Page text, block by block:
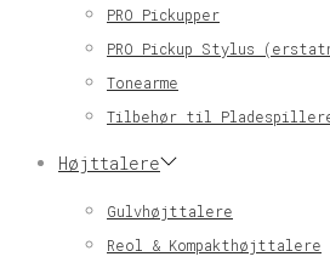
PRO Pickupper
PRO Pickup Stylus
Tonearme
Tilbehør til
Højttalere
Gulvhøjttalere
Reol & Kompakthøjttalere